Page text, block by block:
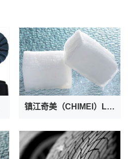
镇江奇美（CHIMEI）LBR PR-245 PR-255橡胶系列